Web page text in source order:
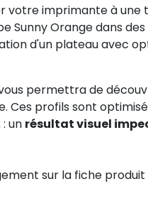
votre imprimante à
Sunny Orange dans
d'un plateau avec
permettra de
Ces profils sont
un résultat visuel
sur la fiche